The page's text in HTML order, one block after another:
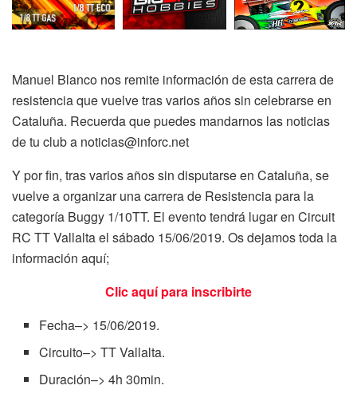
Manuel Blanco nos remite información de esta carrera de
resistencia que vuelve tras varios años sin celebrarse en
Cataluña. Recuerda que puedes mandarnos las noticias
de tu club a noticias@inforc.net
Y por fin, tras varios años sin disputarse en Cataluña, se
vuelve a organizar una carrera de Resistencia para la
categoría Buggy 1/10TT. El evento tendrá lugar en Circuit
RC TT Vallalta el sábado 15/06/2019. Os dejamos toda la
información aquí;
Clic aquí para inscribirte
Fecha–> 15/06/2019.
Circuito–> TT Vallalta.
Duración–> 4h 30min.